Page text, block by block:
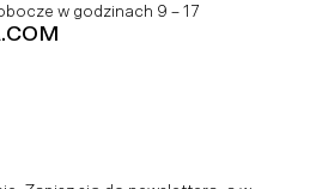
w godzinach 9 – 17